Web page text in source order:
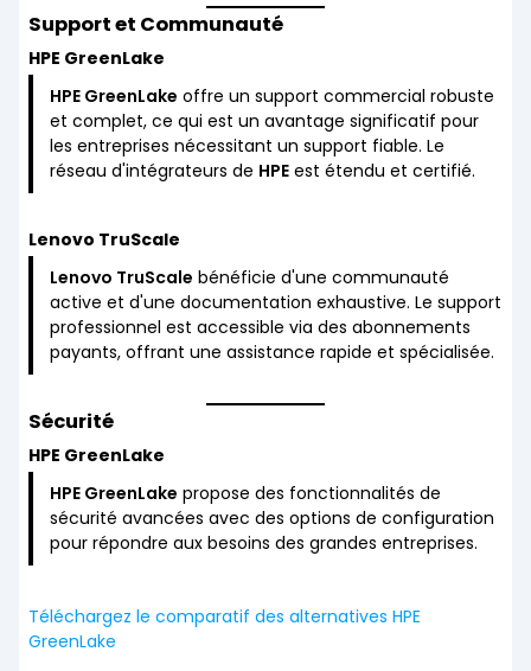
Support et Communauté
HPE GreenLake
HPE GreenLake offre un support commercial robuste
et complet, ce qui est un avantage significatif pour
les entreprises nécessitant un support fiable. Le
réseau d'intégrateurs de HPEest étendu et certifié.
Lenovo TruScale
Lenovo TruScale bénéficie d'une communauté
active et d'une documentation exhaustive. Le support
professionnel est accessible via des abonnements
payants, offrant une assistance rapide et spécialisée.
Sécurité
HPE GreenLake
HPE GreenLake propose des fonctionnalités de
sécurité avancées avec des options de configuration
pour répondre aux besoins des grandes entreprises.
Téléchargez le comparatif des alternatives HPE
GreenLake